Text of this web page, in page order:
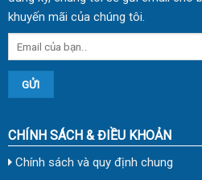
khuyến mãi của chúng tôi.
CHÍNH SÁCH & ĐIỀU KHOẢN
Chính sách và quy định chung